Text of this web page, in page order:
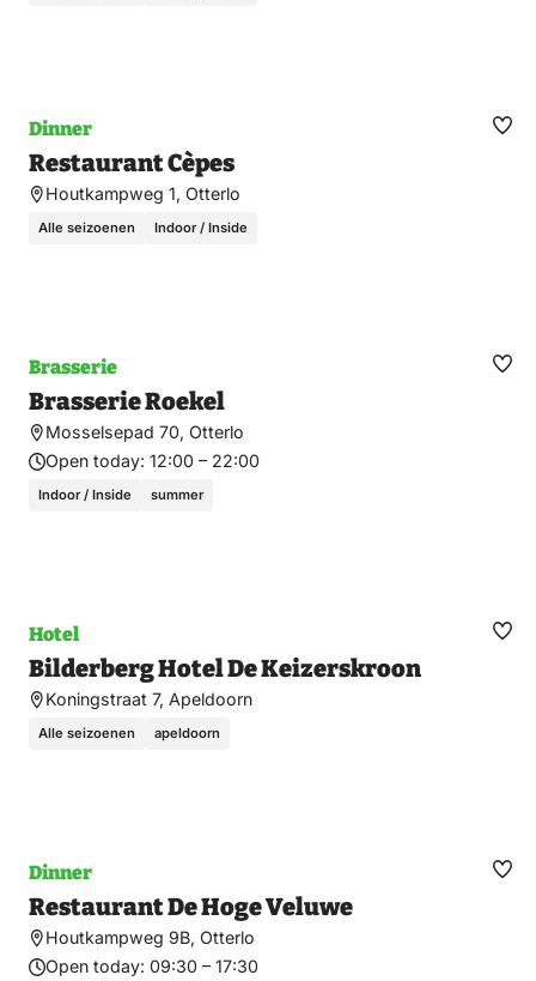
Dinner
Restaurant Cèpes
Houtkampweg 1, Otterlo
Alle seizoenen Indoor / Inside
Brasserie
Brasserie Roekel
Mosselsepad 70, Otterlo
Open today: 12:00 – 22:00
Indoor / Inside summer
Hotel
Bilderberg Hotel De Keizerskroon
Koningstraat 7, Apeldoorn
Alle seizoenen apeldoorn
Dinner
Restaurant De Hoge Veluwe
Houtkampweg 9B, Otterlo
Open today: 09:30 – 17:30